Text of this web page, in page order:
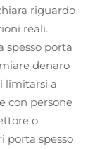
riguardo
reali.
spesso porta
denaro
limitarsi a
con persone
o
porta spesso